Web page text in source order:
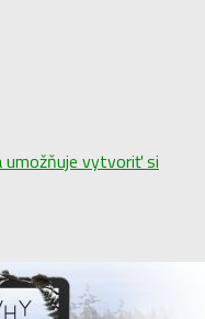
umožňuje vytvoriť si